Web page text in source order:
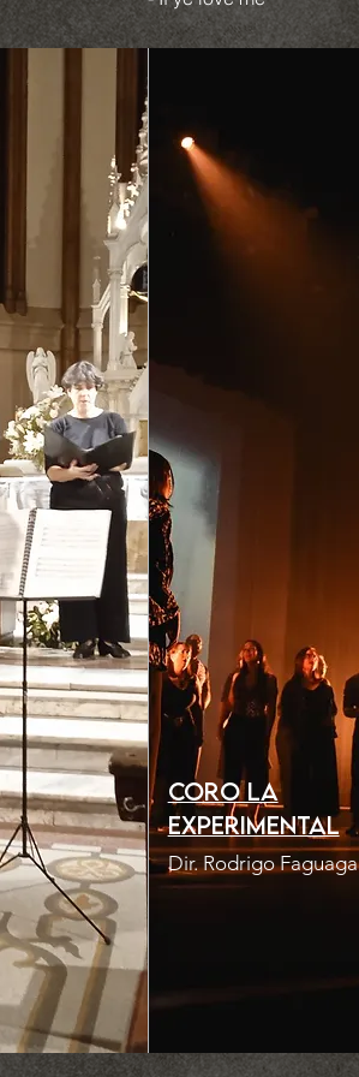
Coro la
experimental
Dir. Rodrigo Faguaga